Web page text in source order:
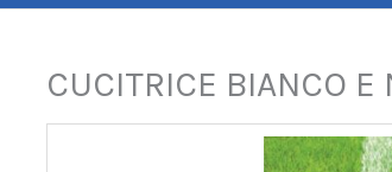
CUCITRICE BIANCO E